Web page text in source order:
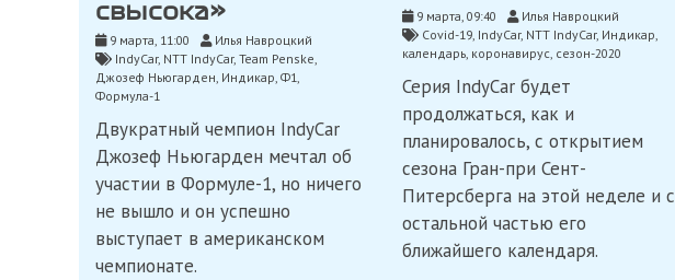
свысока»
9 марта, 11:00
Илья Навроцкий
IndyCar, NTT IndyCar, Team Penske,
Джозеф Ньюгарден, Индикар, Ф1,
Формула-1
Двукратный чемпион IndyCar
Джозеф Ньюгарден мечтал об
участии в Формуле-1, но ничего
не вышло и он успешно
выступает в американском
чемпионате.
9 марта, 09:40
Илья Навроцкий
Covid-19, IndyCar, NTT IndyCar, Индикар
календарь, коронавирус сезон-2020
Серия IndyCar будет
продолжаться, как и
планировалось, с открытием
сезона Гран-при Сент-
Питерсберга на этой неделе и с
остальной частью его
ближайшего календаря.